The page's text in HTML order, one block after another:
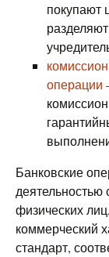
покупают
операции
Банковские
деятельностью
физических
коммерческий
стандарт,